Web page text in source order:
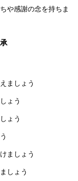
や感謝の念を持ちま
ましょう
ょう
ょう
ましょう
しょう